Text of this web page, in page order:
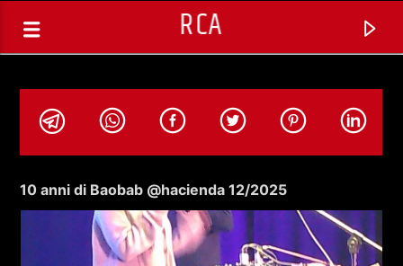
RCA
10 anni di Baobab @hacienda 12/2025